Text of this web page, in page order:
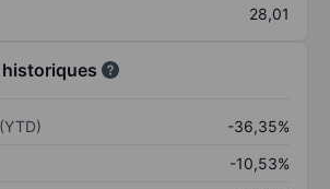
28,01
-36,35%
-10,53%